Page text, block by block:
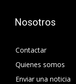
Nosotros
Contactar
Quienes somos
Enviar una noticia